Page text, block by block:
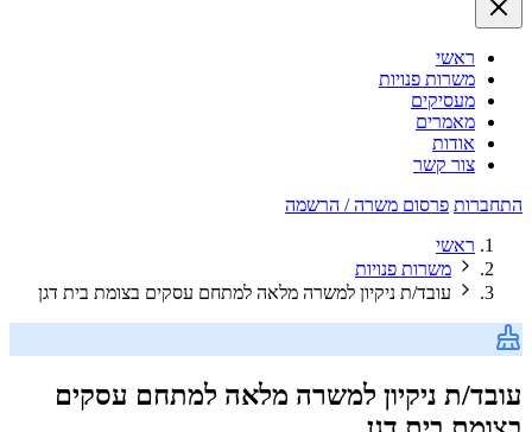
ראשי
משרות פנויות
מעסיקים
מאמרים
אודות
צור קשר
התחברות פרסום משרה / הרשמה
ראשי
משרות פנויות
עובד/ת ניקיון למשרה מלאה למתחם עסקים בצומת בית דגן
עובד/ת ניקיון למשרה מלאה למתחם עסקים